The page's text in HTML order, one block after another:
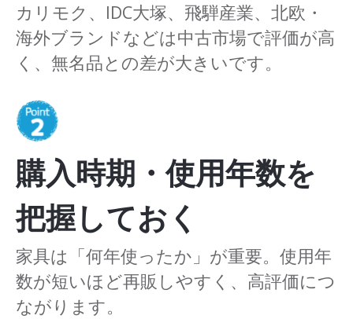
カリモク、IDC大塚、飛騨産業、北欧・
海外ブランドなどは中古市場で評価が高
く、無名品との差が大きいです。
購入時期・使用年数を
把握しておく
家具は「何年使ったか」が重要。使用年
数が短いほど再販しやすく、高評価につ
ながります。